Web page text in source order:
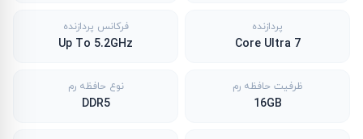
پردازنده
Core Ultra 7
فرکانس پردازنده
Up To 5.2GHz
ظرفیت حافظه رم
16GB
نوع حافظه رم
DDR5